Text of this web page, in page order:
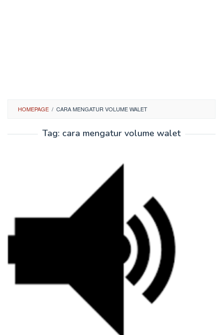
HOMEPAGE / CARA MENGATUR VOLUME WALET
Tag: cara mengatur volume walet